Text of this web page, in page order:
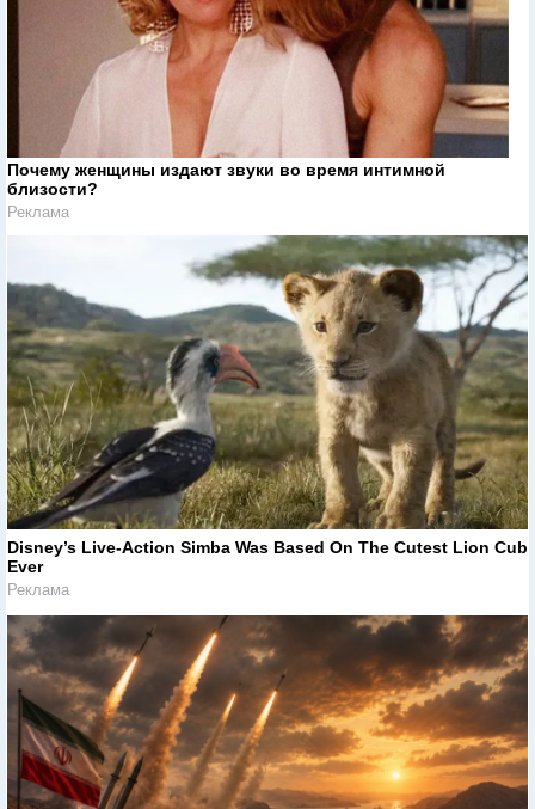
Почему женщины издают звуки во время интимной
близости?
Реклама
Disney’s Live-Action Simba Was Based On The Cutest Lion Cub
Ever
Реклама